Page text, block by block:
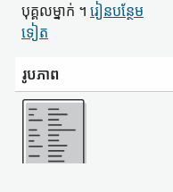
បុគ្គល​ម្នាក់ ។ រៀន​បន្ថែម​
ទៀត
រូបភាព
ច្រើន